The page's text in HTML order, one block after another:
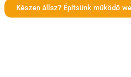
Készen állsz? Építsünk működő